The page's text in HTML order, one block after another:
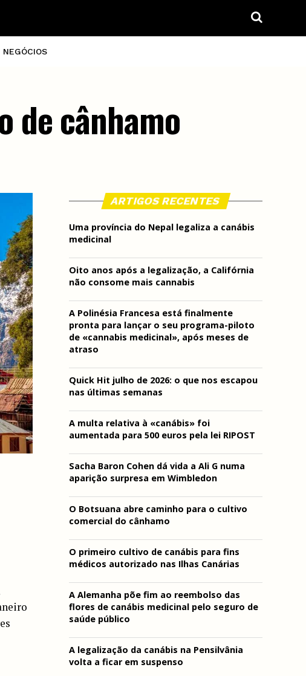
NEGÓCIOS
de cânhamo
ARTIGOS RECENTES
Uma província do Nepal legaliza a canábis
medicinal
Oito anos após a legalização, a Califórnia
não consome mais cannabis
A Polinésia Francesa está finalmente
pronta para lançar o seu programa-piloto
de «cannabis medicinal», após meses de
atraso
Quick Hit julho de 2026: o que nos escapou
nas últimas semanas
A multa relativa à «canábis» foi
aumentada para 500 euros pela lei RIPOST
Sacha Baron Cohen dá vida a Ali G numa
aparição surpresa em Wimbledon
O Botsuana abre caminho para o cultivo
comercial do cânhamo
O primeiro cultivo de canábis para fins
médicos autorizado nas Ilhas Canárias
A Alemanha põe fim ao reembolso das
flores de canábis medicinal pelo seguro de
saúde público
A legalização da canábis na Pensilvânia
volta a ficar em suspenso